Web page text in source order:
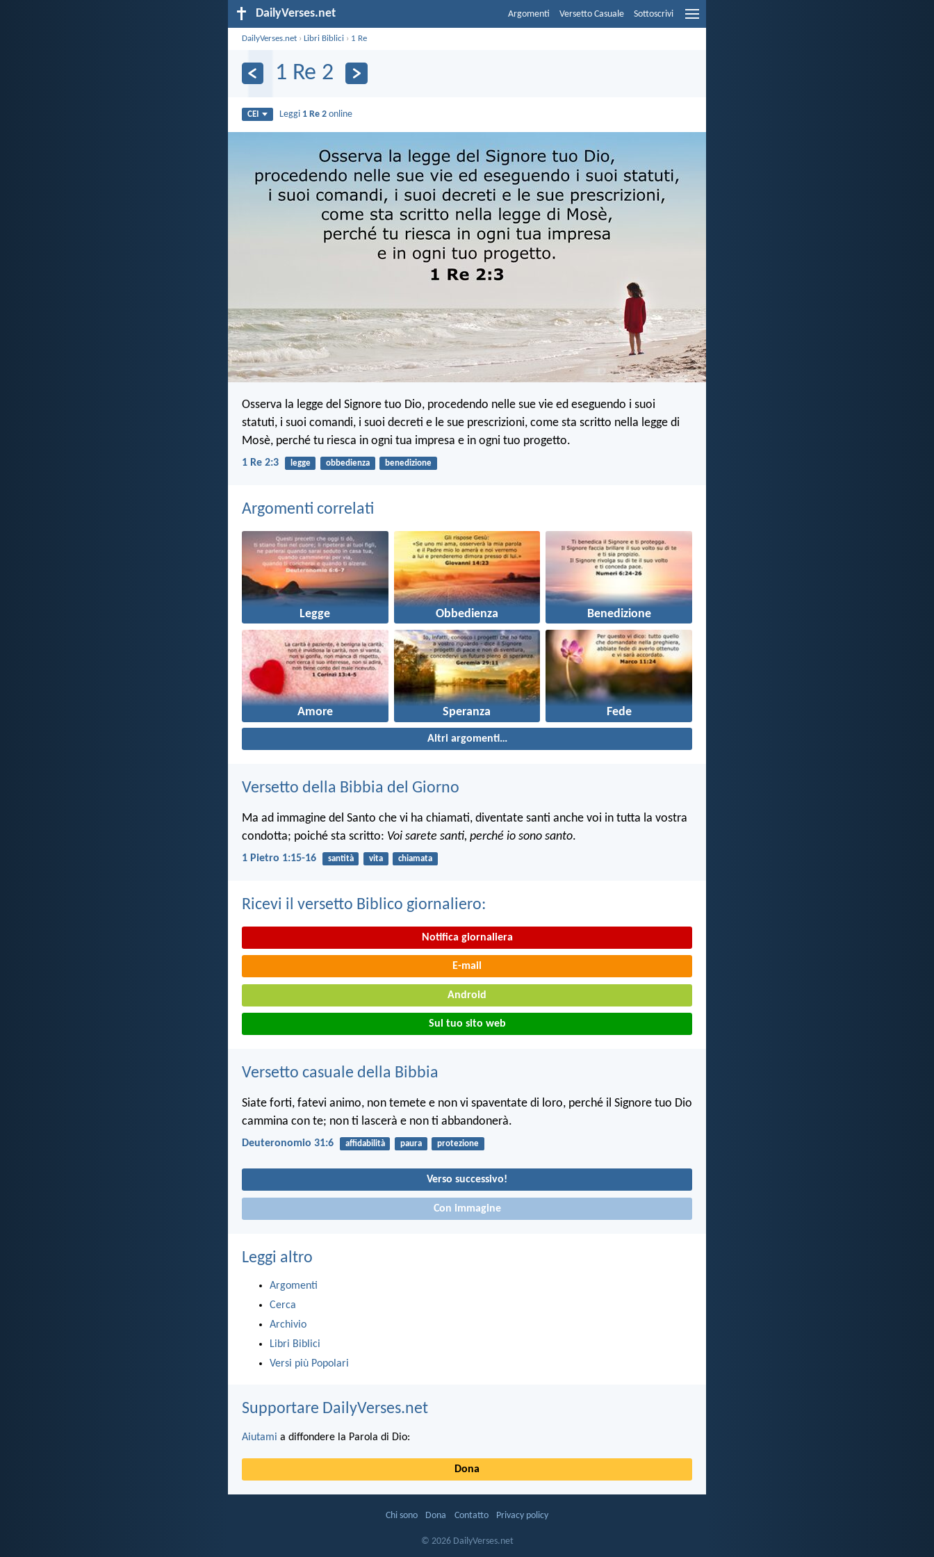
DailyVerses.net Argomenti Versetto Casuale Sottoscrivi
DailyVerses.net ›Libri Biblici › 1 Re
1 Re 2
CEI Leggi 1 Re 2 online
Osserva la legge del Signore tuo Dio, procedendo nelle sue vie ed eseguendo i suoi
statuti, i suoi comandi, i suoi decreti e le sue prescrizioni, come sta scritto nella legge di
Mosè, perché tu riesca in ogni tua impresa e in ogni tuo progetto.
1 Re 2:3 legge obbedienza benedizione
Argomenti correlati
Legge Obbedienza Benedizione
Amore Speranza Fede
Altri argomenti…
Versetto della Bibbia del Giorno
Ma ad immagine del Santo che vi ha chiamati, diventate santi anche voi in tutta la vostra
condotta; poiché sta scritto: Voi sarete santi, perché io sono santo.
1 Pietro 1:15-16 santità vita chiamata
Ricevi il versetto Biblico giornaliero:
Notifica giornaliera
E-mail
Android
Sul tuo sito web
Versetto casuale della Bibbia
Siate forti, fatevi animo, non temete e non vi spaventate di loro, perché il Signore tuo Dio
cammina con te; non ti lascerà e non ti abbandonerà.
Deuteronomio 31:6 affidabilità paura protezione
Verso successivo!
Con immagine
Leggi altro
Argomenti
Cerca
Archivio
Libri Biblici
Versi più Popolari
Supportare DailyVerses.net
Aiutami a diffondere la Parola di Dio:
Dona
Chi sono Dona Contatto Privacy policy
© 2026 DailyVerses.net